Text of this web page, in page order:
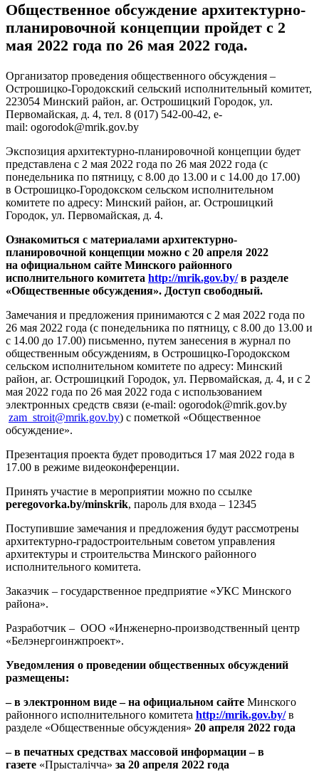
Общественное обсуждение архитектурно-
планировочной концепции пройдет с 2
мая 2022 года по 26 мая 2022 года.
Организатор проведения общественного обсуждения –
Острошицко-Городокский сельский исполнительный комитет,
223054 Минский район, аг. Острошицкий Городок, ул.
Первомайская, д. 4, тел. 8 (017) 542-00-42, e-
mail: ogorodok@mrik.gov.by
Экспозиция архитектурно-планировочной концепции будет
представлена с 2 мая 2022 года по 26 мая 2022 года (с
понедельника по пятницу, с 8.00 до 13.00 и с 14.00 до 17.00)
в Острошицко-Городокском сельском исполнительном
комитете по адресу: Минский район, аг. Острошицкий
Городок, ул. Первомайская, д. 4.
Ознакомиться с материалами архитектурно-
планировочной концепции можно с 20 апреля 2022
на официальном сайте Минского районного
исполнительного комитета http://mrik.gov.by/в разделе
«Общественные обсуждения». Доступ свободный.
Замечания и предложения принимаются с 2 мая 2022 года по
26 мая 2022 года (с понедельника по пятницу, с 8.00 до 13.00 и
с 14.00 до 17.00) письменно, путем занесения в журнал по
общественным обсуждениям, в Острошицко-Городокском
сельском исполнительном комитете по адресу: Минский
район, аг. Острошицкий Городок, ул. Первомайская, д. 4, и с 2
мая 2022 года по 26 мая 2022 года с использованием
электронных средств связи (е-mail: ogorodok@mrik.gov.by
zam_stroit@mrik.gov.by) с пометкой «Общественное
обсуждение».
Презентация проекта будет проводиться 17 мая 2022 года в
17.00 в режиме видеоконференции.
Принять участие в мероприятии можно по ссылке
peregovorka.by/minskrik, пароль для входа – 12345
Поступившие замечания и предложения будут рассмотрены
архитектурно-градостроительным советом управления
архитектуры и строительства Минского районного
исполнительного комитета.
Заказчик – государственное предприятие «УКС Минского
района».
Разработчик – ООО «Инженерно-производственный центр
«Белэнергоинжпроект».
Уведомления о проведении общественных обсуждений
размещены:
– в электронном виде – на официальном сайте Минского
районного исполнительного комитета http://mrik.gov.by/в
разделе «Общественные обсуждения» 20 апреля 2022 года
– в печатных средствах массовой информации – в
газете «Прысталiчча» за 20 апреля 2022 года